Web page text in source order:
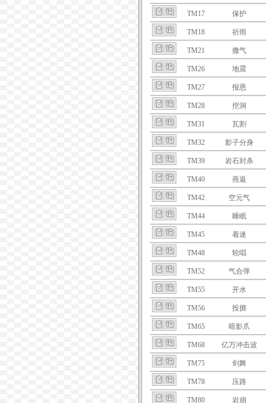
TM17 保护
TM18 祈雨
TM21 撒气
TM26 地震
TM27 报恩
TM28 挖洞
TM31 瓦割
TM32 影子分身
TM39 岩石封杀
TM40 燕返
TM42 空元气
TM44 睡眠
TM45 着迷
TM48 轮唱
TM52 气合弹
TM55 开水
TM56 投掷
TM65 暗影爪
TM68 亿万冲击波
TM75 剑舞
TM78 压路
TM80 岩崩